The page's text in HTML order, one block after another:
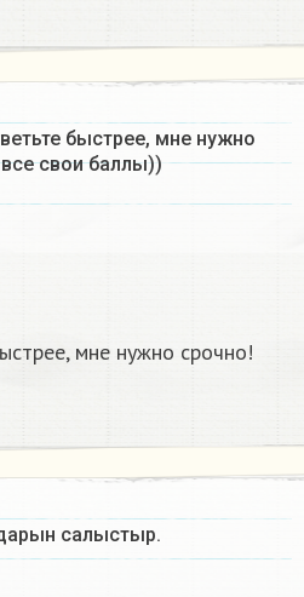
быстрее, мне нужно
свои баллы))
мне нужно срочно!
салыстыр.